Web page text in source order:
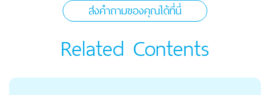
ส่งคำถามของคุณได้ที่นี่
Related Contents